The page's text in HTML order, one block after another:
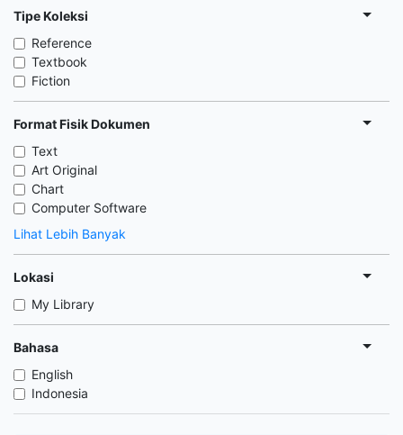
Tipe Koleksi
Reference
Textbook
Fiction
Format Fisik Dokumen
Text
Art Original
Chart
Computer Software
Lihat Lebih Banyak
Lokasi
My Library
Bahasa
English
Indonesia